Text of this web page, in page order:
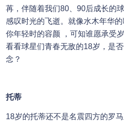
苒，伴随着我们80、90后成长的
感叹时光的飞逝。 就像水木年华的
你年轻时的容颜 ， 可知谁愿承受
看看球星们青春无敌的18岁，是
念？
托蒂
18岁的托蒂还不是名震四方的罗